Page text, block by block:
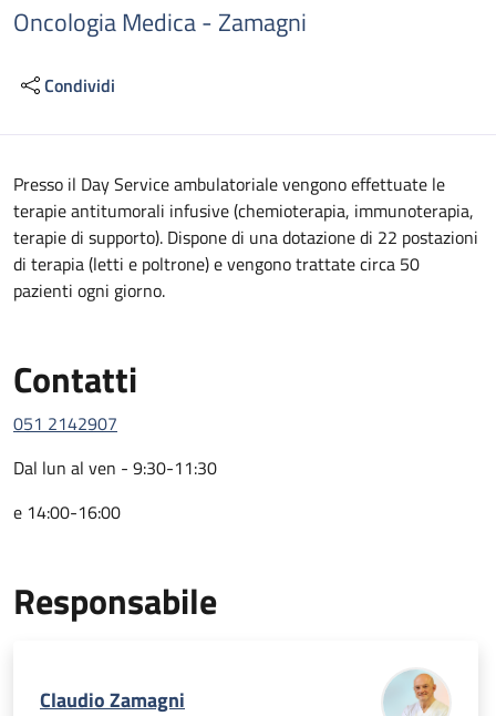
Oncologia Medica - Zamagni
Condividi
Descrizione
Presso il Day Service ambulatoriale vengono effettuate le
terapie antitumorali infusive (chemioterapia, immunoterapia,
terapie di supporto). Dispone di una dotazione di 22 postazioni
di terapia (letti e poltrone) e vengono trattate circa 50
pazienti ogni giorno.
Contatti
051 2142907
Dal lun al ven - 9:30-11:30
e 14:00-16:00
Responsabile
Claudio Zamagni